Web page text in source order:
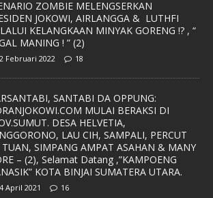
ZOMBIE MELENGSERKAN
JOKOWI, AIRLANGGA & LUTHFI
KELANGKAAN MINYAK GORENG !? , “
MANING ! ” (2)
Februari 2022 18
SANTABI DA OPPUNG:
MULAI BERAKSI DI
DESA HELVETIA,
LAU CIH, SAMPALI, PERCUT
TUAN, SIMPANG AMPAT ASAHAN & MANY
– (2), Selamat Datang ,”KAMPOENG
KOTA BINJAI SUMATERA UTARA.
April 2021 16